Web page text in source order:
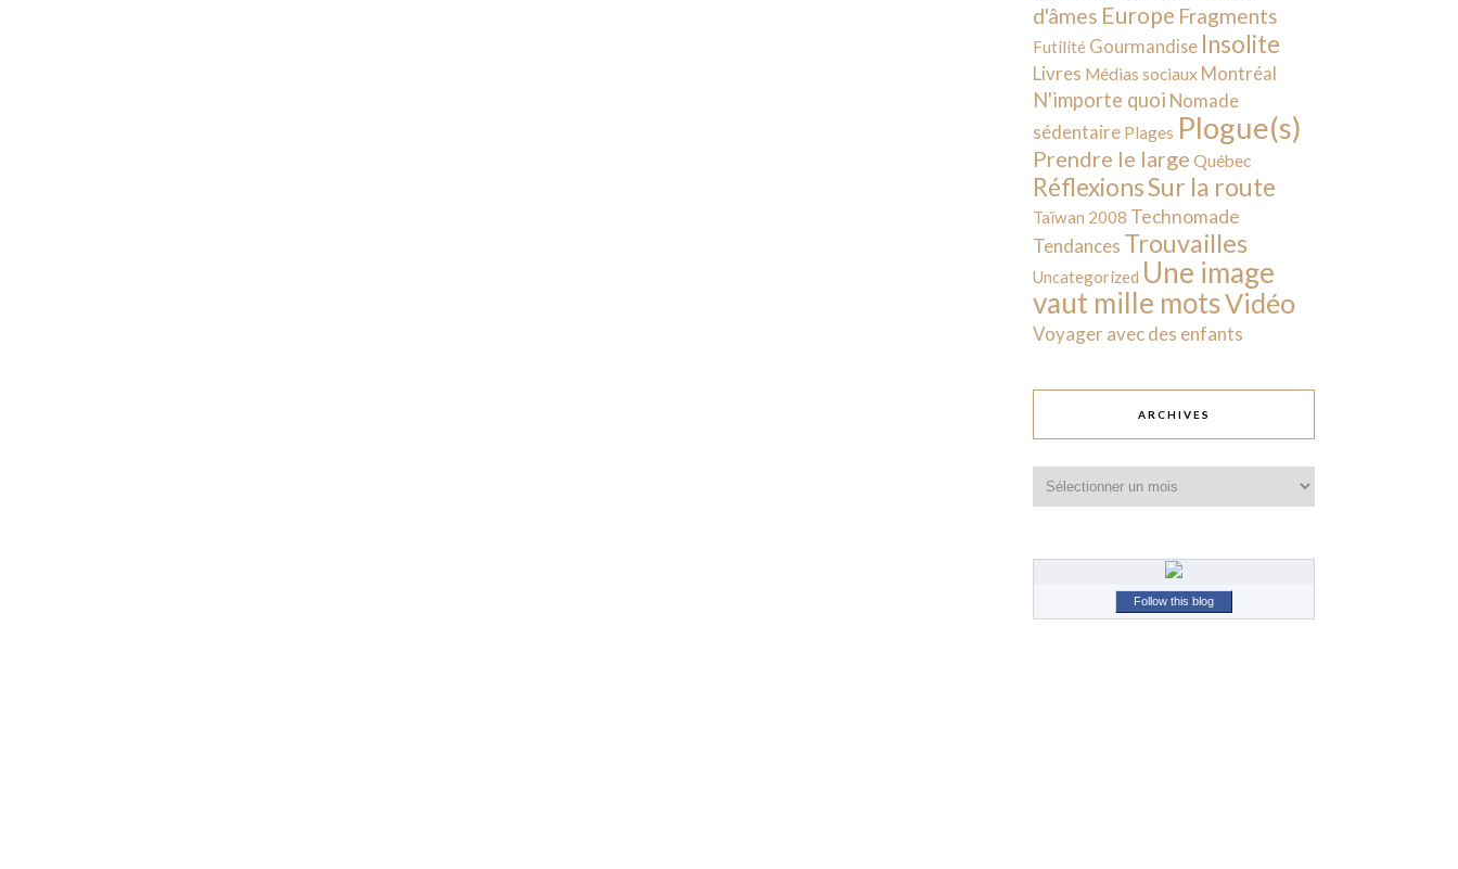
d'âmes Europe Fragments
Futilité Gourmandise Insolite
Livres Médias sociaux Montréal
N'importe quoi Nomade
sédentaire Plages Plogue(s)
Prendre le large Québec
RéflexionsSur la route
Taïwan 2008 Technomade
Tendances Trouvailles
Uncategorized Une image
vaut mille motsVidéo
Voyager avec des enfants
ARCHIVES
Follow this blog